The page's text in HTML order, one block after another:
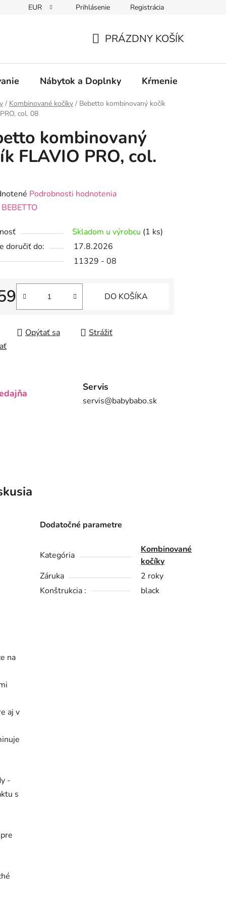
EUR Prihlásenie Registrácia
KOŠÍK
PRÁZDNY KOŠÍK
Nábytok a Doplnky Kŕmenie
/ Kombinované kočíky / Bebetto kombinovaný kočík
col. 08
kombinovaný
FLAVIO PRO, col.
Podrobnosti hodnotenia
BEBETTO
Skladom u výrobcu (1 ks)
doručiť do:
17.8.2026
11329 - 08
cena:
DO KOŠÍKA
Opýtať sa
Strážiť
Servis
servis@babybabo.sk
na
aj v
-
s
Dodatočné parametre
Kategória
Kombinované
kočíky
Záruka
2 roky
Konštrukcia :
black